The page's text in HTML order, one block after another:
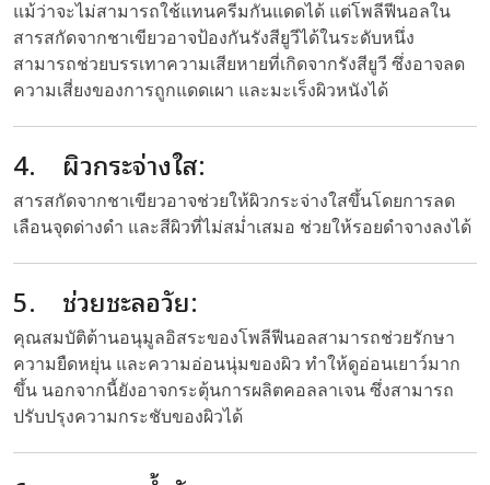
แม้ว่าจะไม่สามารถใช้แทนครีมกันแดดได้ แต่โพลีฟีนอลใน
สารสกัดจากชาเขียวอาจป้องกันรังสียูวีได้ในระดับหนึ่ง
สามารถช่วยบรรเทาความเสียหายที่เกิดจากรังสียูวี ซึ่งอาจลด
ความเสี่ยงของการถูกแดดเผา และมะเร็งผิวหนังได้
4. ผิวกระจ่างใส:
สารสกัดจากชาเขียวอาจช่วยให้ผิวกระจ่างใสขึ้นโดยการลด
เลือนจุดด่างดำ และสีผิวที่ไม่สม่ำเสมอ ช่วยให้รอยดำจางลงได้
5. ช่วยชะลอวัย:
คุณสมบัติต้านอนุมูลอิสระของโพลีฟีนอลสามารถช่วยรักษา
ความยืดหยุ่น และความอ่อนนุ่มของผิว ทำให้ดูอ่อนเยาว์มาก
ขึ้น นอกจากนี้ยังอาจกระตุ้นการผลิตคอลลาเจน ซึ่งสามารถ
ปรับปรุงความกระชับของผิวได้